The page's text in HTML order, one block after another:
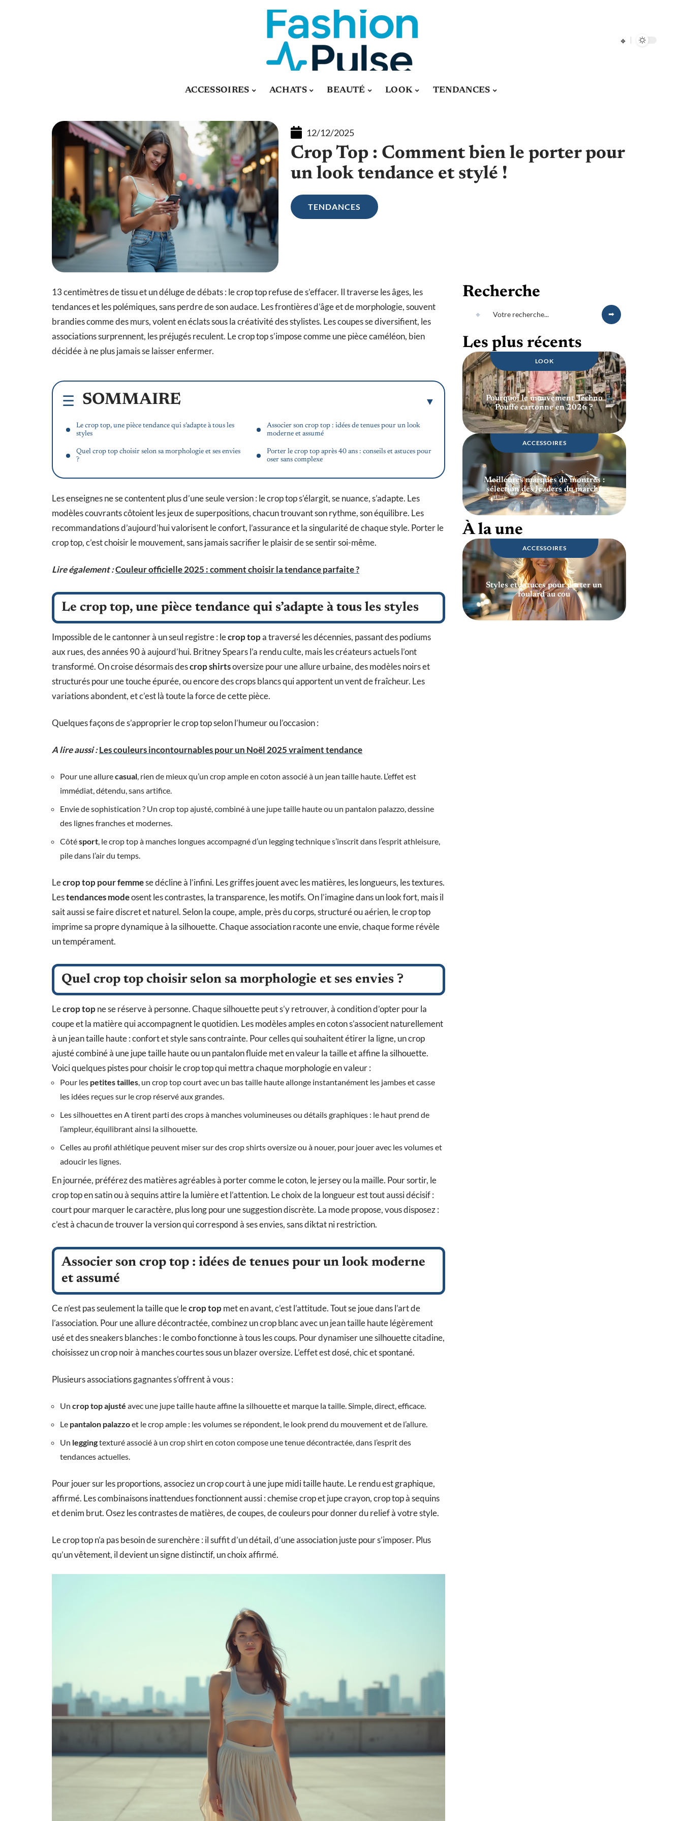
ACCESSOIRES ACHATS BEAUTÉ LOOK TENDANCES
12/12/2025
Crop Top : Comment bien le porter pour
un look tendance et stylé !
TENDANCES
13 centimètres de tissu et un déluge de débats : le crop top refuse de s’effacer. Il traverse les âges, les
tendances et les polémiques, sans perdre de son audace. Les frontières d’âge et de morphologie, souvent
brandies comme des murs, volent en éclats sous la créativité des stylistes. Les coupes se diversifient, les
associations surprennent, les préjugés reculent. Le crop top s’impose comme une pièce caméléon, bien
décidée à ne plus jamais se laisser enfermer.
SOMMAIRE
Le crop top, une pièce tendance qui s’adapte à tous les
styles
Quel crop top choisir selon sa morphologie et ses envies
?
Associer son crop top : idées de tenues pour un look
moderne et assumé
Porter le crop top après 40 ans : conseils et astuces pour
oser sans complexe
Les enseignes ne se contentent plus d’une seule version : le crop top s’élargit, se nuance, s’adapte. Les
modèles couvrants côtoient les jeux de superpositions, chacun trouvant son rythme, son équilibre. Les
recommandations d’aujourd’hui valorisent le confort, l’assurance et la singularité de chaque style. Porter le
crop top, c’est choisir le mouvement, sans jamais sacrifier le plaisir de se sentir soi-même.
Lire également :Couleur officielle 2025 : comment choisir la tendance parfaite ?
Le crop top, une pièce tendance qui s’adapte à tous les styles
Impossible de le cantonner à un seul registre : lecrop topa traversé les décennies, passant des podiums
aux rues, des années 90 à aujourd’hui. Britney Spears l’a rendu culte, mais les créateurs actuels l’ont
transformé. On croise désormais descrop shirtsoversize pour une allure urbaine, des modèles noirs et
structurés pour une touche épurée, ou encore des crops blancs qui apportent un vent de fraîcheur. Les
variations abondent, et c’est là toute la force de cette pièce.
Quelques façons de s’approprier le crop top selon l’humeur ou l’occasion :
A lire aussi :Les couleurs incontournables pour un Noël 2025 vraiment tendance
Pour une allurecasual, rien de mieux qu’un crop ample en coton associé à un jean taille haute. L’effet est
immédiat, détendu, sans artifice.
Envie de sophistication ? Un crop top ajusté, combiné à une jupe taille haute ou un pantalon palazzo, dessine
des lignes franches et modernes.
Côtésport, le crop top à manches longues accompagné d’un legging technique s’inscrit dans l’esprit athleisure,
pile dans l’air du temps.
Lecrop top pour femmese décline à l’infini. Les griffes jouent avec les matières, les longueurs, les textures.
Lestendances modeosent les contrastes, la transparence, les motifs. On l’imagine dans un look fort, mais il
sait aussi se faire discret et naturel. Selon la coupe, ample, près du corps, structuré ou aérien, le crop top
imprime sa propre dynamique à la silhouette. Chaque association raconte une envie, chaque forme révèle
un tempérament.
Quel crop top choisir selon sa morphologie et ses envies ?
Lecrop topne se réserve à personne. Chaque silhouette peut s’y retrouver, à condition d’opter pour la
coupe et la matière qui accompagnent le quotidien. Les modèles amples en coton s’associent naturellement
à un jean taille haute : confort et style sans contrainte. Pour celles qui souhaitent étirer la ligne, un crop
ajusté combiné à une jupe taille haute ou un pantalon fluide met en valeur la taille et affine la silhouette.
Voici quelques pistes pour choisir le crop top qui mettra chaque morphologie en valeur :
Pour les petites tailles, un crop top court avec un bas taille haute allonge instantanément les jambes et casse
les idées reçues sur le crop réservé aux grandes.
Les silhouettes en A tirent parti des crops à manches volumineuses ou détails graphiques : le haut prend de
l’ampleur, équilibrant ainsi la silhouette.
Celles au profil athlétique peuvent miser sur des crop shirts oversize ou à nouer, pour jouer avec les volumes et
adoucir les lignes.
En journée, préférez des matières agréables à porter comme le coton, le jersey ou la maille. Pour sortir, le
crop top en satin ou à sequins attire la lumière et l’attention. Le choix de la longueur est tout aussi décisif :
court pour marquer le caractère, plus long pour une suggestion discrète. La mode propose, vous disposez :
c’est à chacun de trouver la version qui correspond à ses envies, sans diktat ni restriction.
Associer son crop top : idées de tenues pour un look moderne
et assumé
Ce n’est pas seulement la taille que lecrop topmet en avant, c’est l’attitude. Tout se joue dans l’art de
l’association. Pour une allure décontractée, combinez un crop blanc avec un jean taille haute légèrement
usé et des sneakers blanches : le combo fonctionne à tous les coups. Pour dynamiser une silhouette citadine,
choisissez un crop noir à manches courtes sous un blazer oversize. L’effet est dosé, chic et spontané.
Plusieurs associations gagnantes s’offrent à vous :
Un crop top ajusté avec une jupe taille haute affine la silhouette et marque la taille. Simple, direct, efficace.
Le pantalon palazzoet le crop ample : les volumes se répondent, le look prend du mouvement et de l’allure.
Un leggingtexturé associé à un crop shirt en coton compose une tenue décontractée, dans l’esprit des
tendances actuelles.
Pour jouer sur les proportions, associez un crop court à une jupe midi taille haute. Le rendu est graphique,
affirmé. Les combinaisons inattendues fonctionnent aussi : chemise crop et jupe crayon, crop top à sequins
et denim brut. Osez les contrastes de matières, de coupes, de couleurs pour donner du relief à votre style.
Le crop top n’a pas besoin de surenchère : il suffit d’un détail, d’une association juste pour s’imposer. Plus
qu’un vêtement, il devient un signe distinctif, un choix affirmé.
Recherche
Les plus récents
LOOK
Pourquoi le mouvement Techno
Pouffe cartonne en 2026 ?
ACCESSOIRES
Meilleures marques de montres :
sélection des leaders du marché
À la une
ACCESSOIRES
Styles et astuces pour porter un
foulard au cou